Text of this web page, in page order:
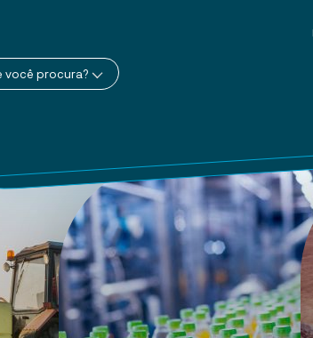
você procura?